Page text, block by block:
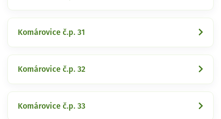
Komárovice č.p. 31
Komárovice č.p. 32
Komárovice č.p. 33